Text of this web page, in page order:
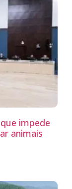
impede
animais